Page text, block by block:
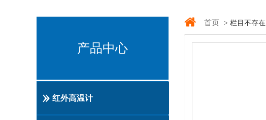
产品中心
红外高温计
首页 > 栏目不存在